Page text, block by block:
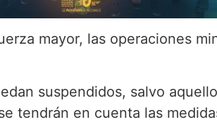
mayor, las operaciones
suspendidos, salvo
tendrán en cuenta las